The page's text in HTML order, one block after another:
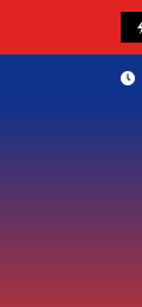
content